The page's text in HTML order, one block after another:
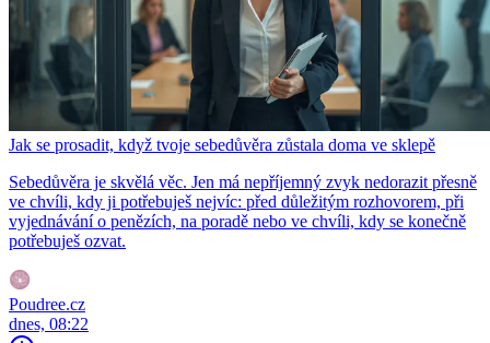
Jak se prosadit, když tvoje sebedůvěra zůstala doma ve sklepě
Sebedůvěra je skvělá věc. Jen má nepříjemný zvyk nedorazit přesně
ve chvíli, kdy ji potřebuješ nejvíc: před důležitým rozhovorem, při
vyjednávání o penězích, na poradě nebo ve chvíli, kdy se konečně
potřebuješ ozvat.
Poudree.cz
dnes, 08:22